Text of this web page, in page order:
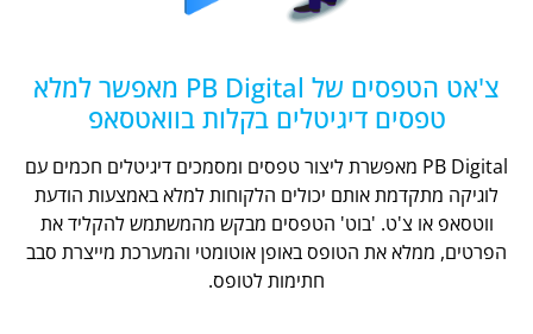
צ'אט הטפסים של PB Digital מאפשר למלא
טפסים דיגיטלים בקלות בוואטסאפ
PB Digital מאפשרת ליצור טפסים ומסמכים דיגיטלים חכמים עם
לוגיקה מתקדמת אותם יכולים הלקוחות למלא באמצעות הודעת
ווטסאפ או צ'ט. 'בוט' הטפסים מבקש מהמשתמש להקליד את
הפרטים, ממלא את הטופס באופן אוטומטי והמערכת מייצרת סבב
חתימות לטופס.